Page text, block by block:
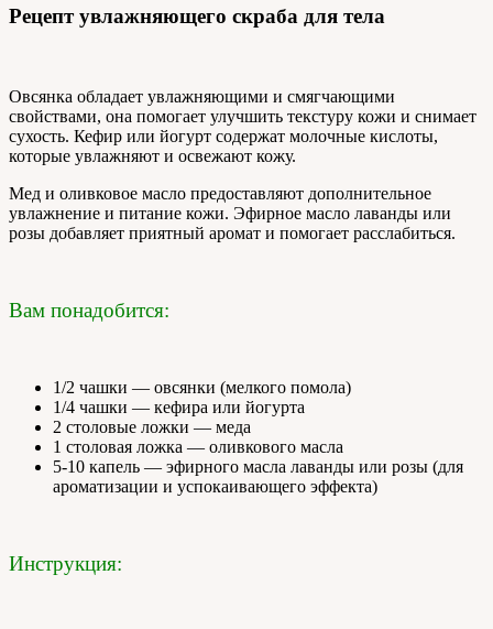
Рецепт увлажняющего скраба для тела
Овсянка обладает увлажняющими и смягчающими
свойствами, она помогает улучшить текстуру кожи и снимает
сухость. Кефир или йогурт содержат молочные кислоты,
которые увлажняют и освежают кожу.
Мед и оливковое масло предоставляют дополнительное
увлажнение и питание кожи. Эфирное масло лаванды или
розы добавляет приятный аромат и помогает расслабиться.
Вам понадобится:
1/2 чашки — овсянки (мелкого помола)
1/4 чашки — кефира или йогурта
2 столовые ложки — меда
1 столовая ложка — оливкового масла
5-10 капель — эфирного масла лаванды или розы (для
ароматизации и успокаивающего эффекта)
Инструкция: